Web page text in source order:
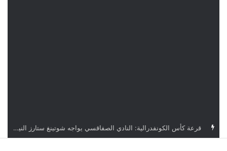
اليوم.. قرعة الأدوار التمهيدية لدوري أبطال إفريقيا وكأس الكونفدرالية بمشاركة أربعة أندية تونسية